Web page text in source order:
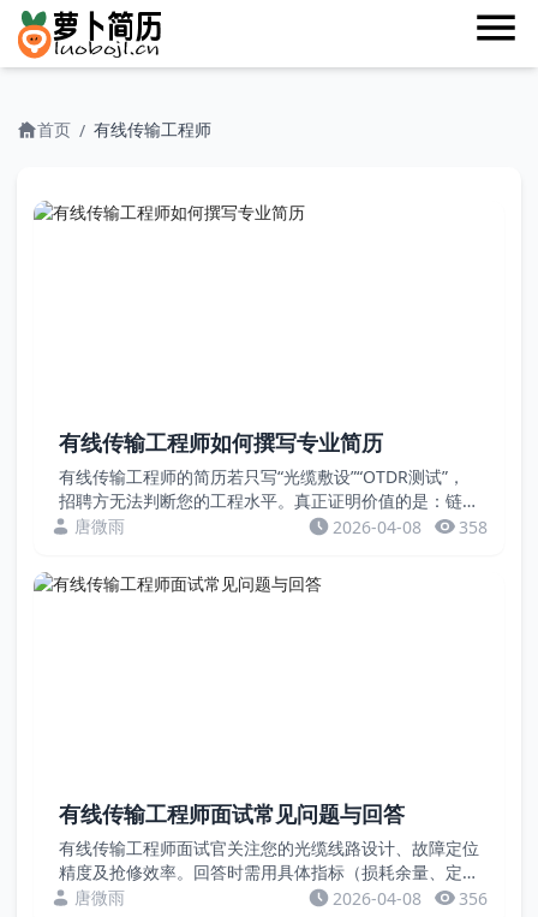
首页 / 有线传输工程师
有线传输工程师如何撰写专业简历
有线传输工程师的简历若只写“光缆敷设”“OTDR测试”，
招聘方无法判断您的工程水平。真正证明价值的是：链路
损耗、故障定位精度、抢修时间、纤芯利用率等硬数据。
唐微雨 2026-04-08 358
有线传输工程师面试常见问题与回答
有线传输工程师面试官关注您的光缆线路设计、故障定位
精度及抢修效率。回答时需用具体指标（损耗余量、定位
精度、抢修时间）证明您的传输工程能力。本文通过案
唐微雨 2026-04-08 356